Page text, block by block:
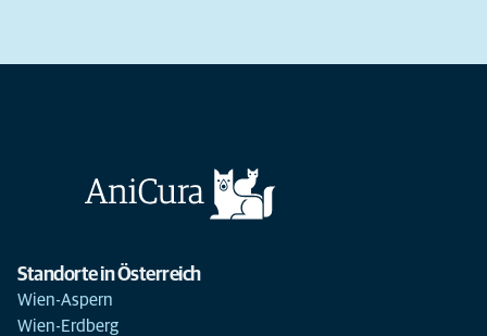
Standorte in Österreich
Wien-Aspern
Wien-Erdberg